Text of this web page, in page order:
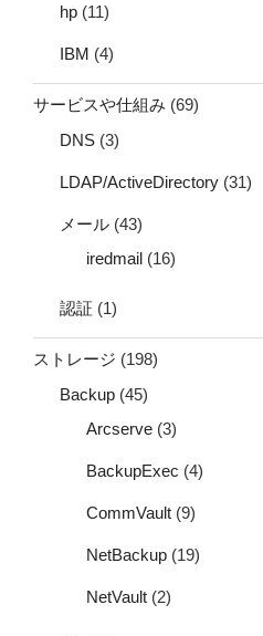
hp (11)
IBM (4)
サービスや仕組み (69)
DNS (3)
LDAP/ActiveDirectory (31)
メール (43)
iredmail (16)
認証 (1)
ストレージ (198)
Backup (45)
Arcserve (3)
BackupExec (4)
CommVault (9)
NetBackup (19)
NetVault (2)